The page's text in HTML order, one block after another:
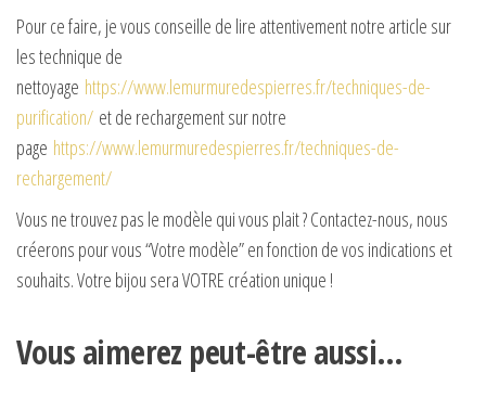
Pour ce faire, je vous conseille de lire attentivement notre article sur
les technique de
nettoyage https://www.lemurmuredespierres.fr/techniques-de-
purification/ et de rechargement sur notre
page https://www.lemurmuredespierres.fr/techniques-de-
rechargement/
Vous ne trouvez pas le modèle qui vous plait ? Contactez-nous, nous
créerons pour vous “Votre modèle” en fonction de vos indications et
souhaits. Votre bijou sera VOTRE création unique !
Vous aimerez peut-être aussi…